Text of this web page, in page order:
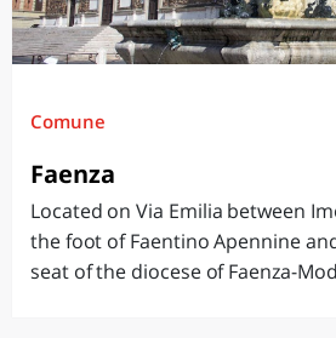
Comune
Faenza
Located on Via Emilia between
the foot of Faentino Apennine
seat of the diocese of Faenza-